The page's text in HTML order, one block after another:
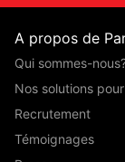
A propos de
Qui sommes-
Nos solutions
Recrutement
Témoignages